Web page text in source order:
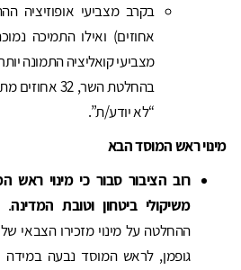
“לא יודע/ת”.
מינוי ראש המוסד הבא
רוב הציבור סבור כי מינוי
משיקולי ביטחון וטובת המדינה
ההחלטה על מינוי מזכירו הצבאי
גופמן, לראש המוסד נבעה במידה